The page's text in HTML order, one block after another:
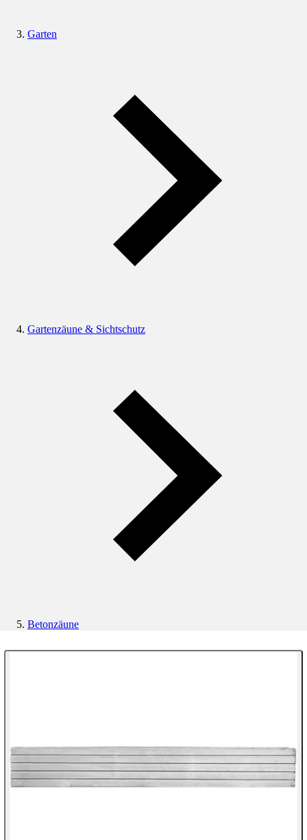
Garten
Gartenzäune & Sichtschutz
Betonzäune